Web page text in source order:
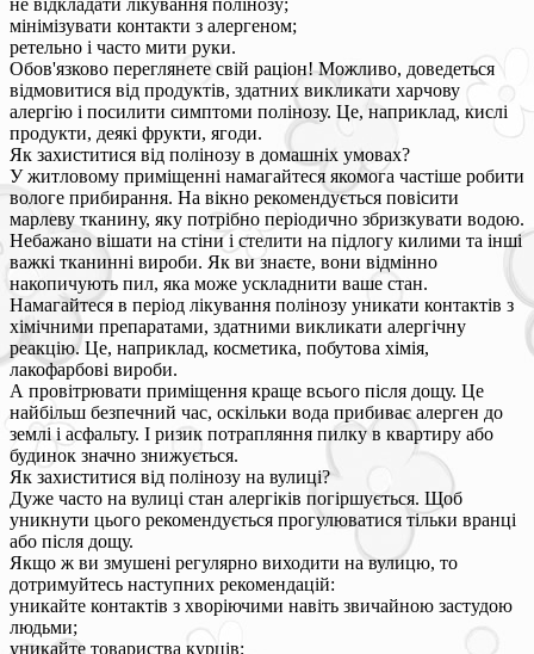
мінімізувати контакти з алергеном;
ретельно і часто мити руки.
Обов'язково переглянете свій раціон! Можливо, доведеться
відмовитися від продуктів, здатних викликати харчову
алергію і посилити симптоми полінозу. Це, наприклад, кислі
продукти, деякі фрукти, ягоди.
Як захиститися від полінозу в домашніх умовах?
У житловому приміщенні намагайтеся якомога частіше робити
вологе прибирання. На вікно рекомендується повісити
марлеву тканину, яку потрібно періодично збризкувати водою.
Небажано вішати на стіни і стелити на підлогу килими та інші
важкі тканинні вироби. Як ви знаєте, вони відмінно
накопичують пил, яка може ускладнити ваше стан.
Намагайтеся в період лікування полінозу уникати контактів з
хімічними препаратами, здатними викликати алергічну
реакцію. Це, наприклад, косметика, побутова хімія,
лакофарбові вироби.
А провітрювати приміщення краще всього після дощу. Це
найбільш безпечний час, оскільки вода прибиває алерген до
землі і асфальту. І ризик потрапляння пилку в квартиру або
будинок значно знижується.
Як захиститися від полінозу на вулиці?
Дуже часто на вулиці стан алергіків погіршується. Щоб
уникнути цього рекомендується прогулюватися тільки вранці
або після дощу.
Якщо ж ви змушені регулярно виходити на вулицю, то
дотримуйтесь наступних рекомендацій:
уникайте контактів з хворіючими навіть звичайною застудою
людьми;
уникайте товариства курців;